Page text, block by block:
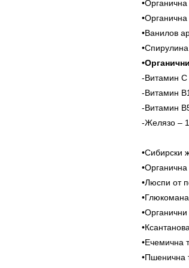
•Органична
•Ванилов
-Витамин C
-Витамин
-Витамин
-Желязо –
•Сибирски
•Люспи от
•Ечемична
•Пшенична